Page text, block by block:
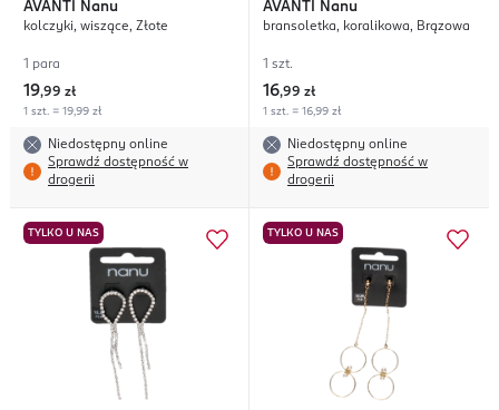
AVANTI Nanu
kolczyki, wiszące, Złote
1 para
19,99 zł
1 szt. = 19,99 zł
Niedostępny online
Sprawdź dostępność w
drogerii
AVANTI Nanu
bransoletka, koralikowa, Brązowa
1 szt.
16,99 zł
1 szt. = 16,99 zł
Niedostępny online
Sprawdź dostępność w
drogerii
TYLKO U NAS TYLKO U NAS